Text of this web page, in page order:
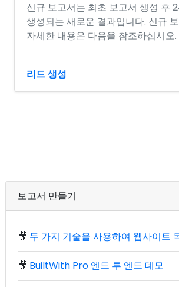
신규 보고서는 최초 보고서 생성 후
생성되는 새로운 결과입니다. 신규
자세한 내용은 다음을 참조하십시오.
리드 생성
보고서 만들기
🎥 두 가지 기술을 사용하여 웹사이트
🎥 BuiltWith Pro 엔드 투 엔드 데모